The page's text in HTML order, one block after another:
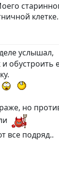
клетке.
услышал,
обустроить
но
все подряд..